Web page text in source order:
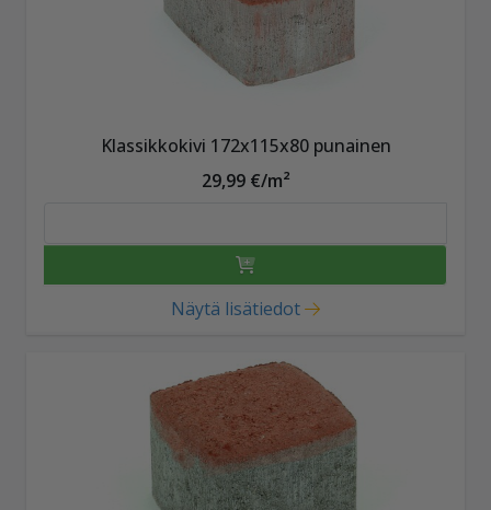
Klassikkokivi 172x115x80 punainen
29,99 €/m²
Näytä lisätiedot